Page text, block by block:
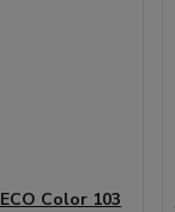
Color 103